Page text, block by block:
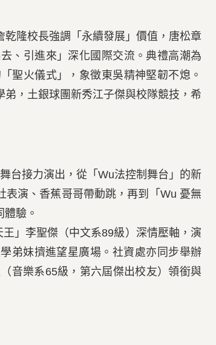
隆校長強調「永續發展」價值，唐松章
、引進來」深化國際交流。典禮高潮為
聖火儀式」，象徵東吳精神堅韌不熄。
，土銀球團新秀江子傑與校隊競技，希
接力演出，從「Wu法控制舞台」的新
演、香蕉哥哥帶動跳，再到「Wu 憂無
驗。
」李聖傑（中文系89級）深情壓軸，演
弟妹擠進望星廣場。社資處亦同步舉辦
音樂系65級，第六屆傑出校友）領銜與